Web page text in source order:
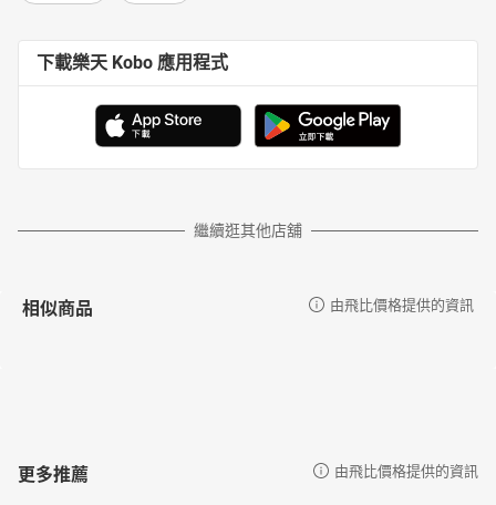
下載樂天 Kobo 應用程式
繼續逛其他店舖
相似商品 由飛比價格提供的資訊
更多推薦 由飛比價格提供的資訊